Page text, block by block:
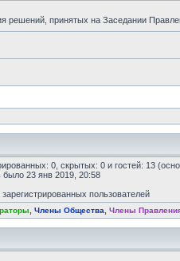
решений, принятых на Заседании
0, скрытых: 0 и гостей: 13
было 23 янв 2019, 20:58
пользователей
Члены Общества Члены